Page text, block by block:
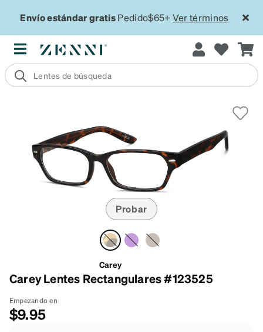
Envío estándar gratisPedido$65+ Ver términos
Probar
Carey
Carey Lentes Rectangulares #123525
Empezando en
$9.95